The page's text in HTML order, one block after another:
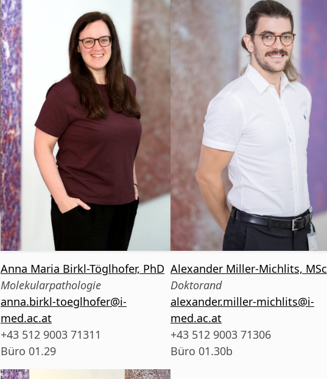
Anna Maria Birkl-Töglhofer, PhD
Molekularpathologie
anna.birkl-toeglhofer@i-
med.ac.at
+43 512 9003 71311
Büro 01.29
Alexander Miller-Michlits, MSc
Doktorand
alexander.miller-michlits@i-
med.ac.at
+43 512 9003 71306
Büro 01.30b